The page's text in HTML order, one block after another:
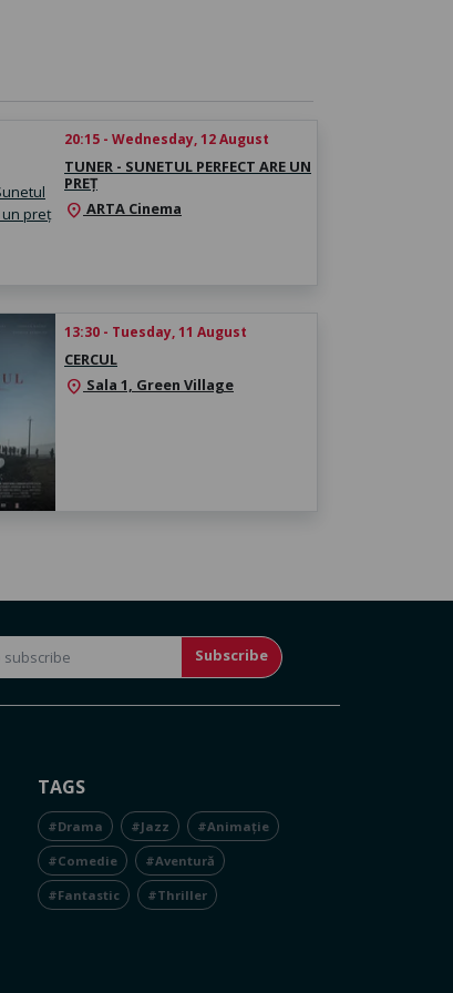
20:15 - Wednesday, 12 August
TUNER - SUNETUL PERFECT ARE UN
PREȚ
location_on ARTA Cinema
13:30 - Tuesday, 11 August
CERCUL
location_on Sala 1, Green Village
Subscribe
TAGS
#Drama #Jazz #Animație
#Comedie #Aventură
#Fantastic #Thriller